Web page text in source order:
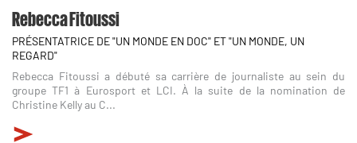
Rebecca Fitoussi
PRÉSENTATRICE DE "UN MONDE EN DOC" ET "UN MONDE, UN
REGARD"
Rebecca Fitoussi a débuté sa carrière de journaliste au sein du
groupe TF1 à Eurosport et LCI. À la suite de la nomination de
Christine Kelly au C...